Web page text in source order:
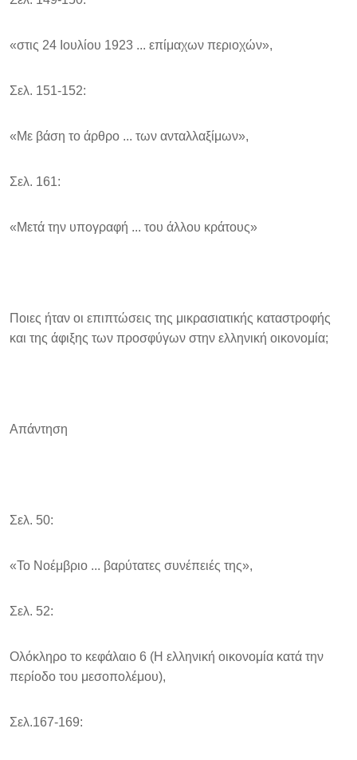
«στις 24 Ιουλίου 1923 ... επίμαχων περιοχών»,
Σελ. 151-152:
«Με βάση το άρθρο ... των ανταλλαξίμων»,
Σελ. 161:
«Μετά την υπογραφή ... του άλλου κράτους»
Ποιες ήταν οι επιπτώσεις της μικρασιατικής καταστροφής
και της άφιξης των προσφύγων στην ελληνική οικονομία;
Απάντηση
Σελ. 50:
«Το Νοέμβριο ... βαρύτατες συνέπειές της»,
Σελ. 52:
Ολόκληρο το κεφάλαιο 6 (Η ελληνική οικονομία κατά την
περίοδο του μεσοπολέμου),
Σελ.167-169: